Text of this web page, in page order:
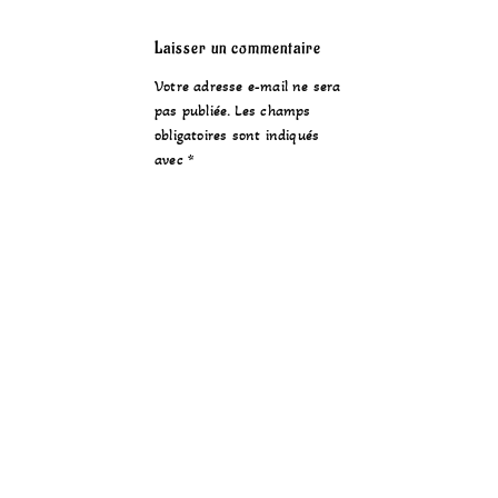
Laisser un commentaire
Votre adresse e-mail ne sera
pas publiée. Les champs
obligatoires sont indiqués
avec *